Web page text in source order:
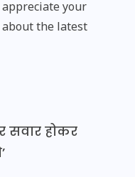
your
the latest
सवार होकर